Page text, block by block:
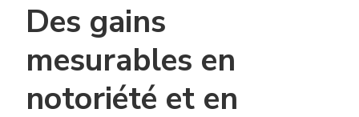
Des gains
mesurables en
notoriété et en